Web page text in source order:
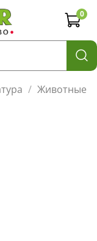
0
Животные